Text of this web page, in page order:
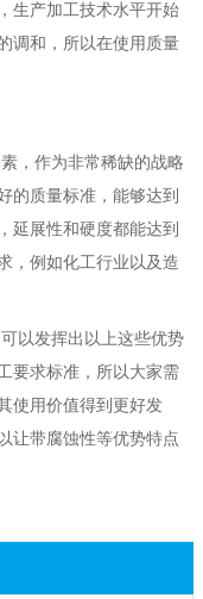
生产加工技术水平开始
调和，所以在使用质量
，作为非常稀缺的战略
的质量标准，能够达到
延展性和硬度都能达到
，例如化工行业以及造
以发挥出以上这些优势
要求标准，所以大家需
使用价值得到更好发
让带腐蚀性等优势特点